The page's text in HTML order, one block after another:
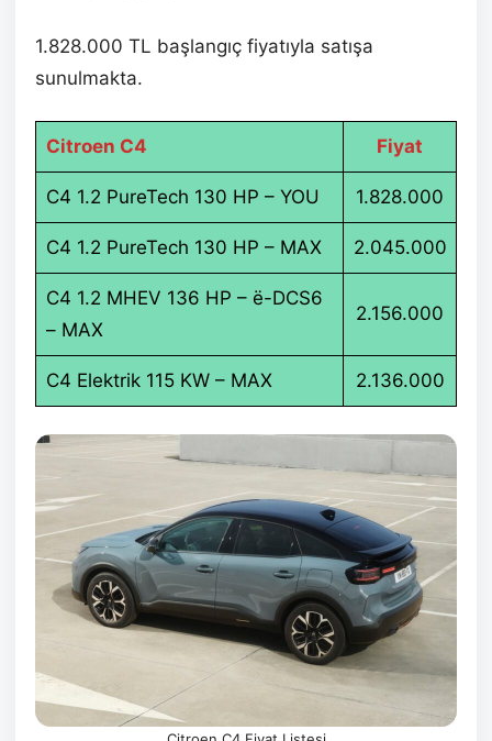
1.828.000 TL başlangıç fiyatıyla satışa
sunulmakta.
Citroen C4 Fiyat
C4 1.2 PureTech 130 HP – YOU 1.828.000
C4 1.2 PureTech 130 HP – MAX 2.045.000
C4 1.2 MHEV 136 HP – ë-DCS6
– MAX
2.156.000
C4 Elektrik 115 KW – MAX 2.136.000